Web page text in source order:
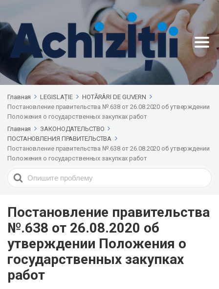
Главная LEGISLAȚIE
HOTĂRÂRI DE GUVERN
Постановление правительства №.638 от 26.08.2020 об утверждении
Положения о государственных закупках работ
Главная
ЗАКОНОДАТЕЛЬСТВО
ПОСТАНОВЛЕНИЯ ПРАВИТЕЛЬСТВА
Постановление правительства №.638 от 26.08.2020 об утверждении
Положения о государственных закупках работ
Search
For
Постановление правительства
№.638 от 26.08.2020 об
утверждении Положения о
государственных закупках
работ